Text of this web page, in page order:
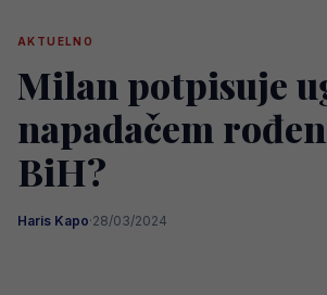
AKTUELNO
Milan potpisuje
napadačem
BiH?
Haris Kapo·28/03/2024